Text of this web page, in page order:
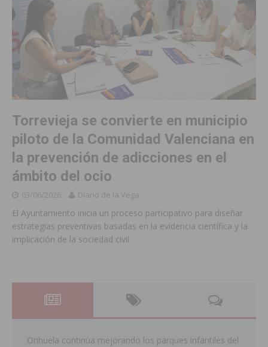
Torrevieja se convierte en municipio
piloto de la Comunidad Valenciana en
la prevención de adicciones en el
ámbito del ocio
03/06/2026 Diario de la Vega
El Ayuntamiento inicia un proceso participativo para diseñar
estrategias preventivas basadas en la evidencia científica y la
implicación de la sociedad civil
Orihuela continúa mejorando los parques infantiles del